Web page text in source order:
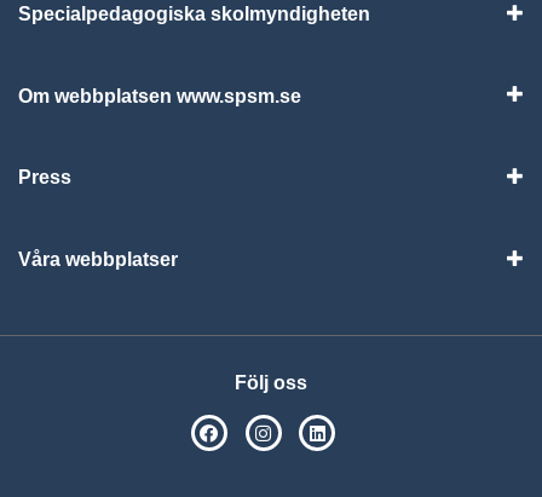
Specialpedagogiska skolmyndigheten
Om webbplatsen www.spsm.se
Press
Våra webbplatser
Följ oss
SPSM på Facebook
SPSM på Instagram